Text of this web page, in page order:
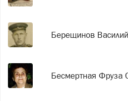
Берещинов
Бесмертная Фруза